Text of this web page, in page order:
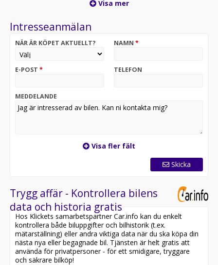
alternativt cupraseat.syd@dinbil.se
Visa mer
Intresseanmälan
NÄR ÄR KÖPET AKTUELLT? NAMN *
E-POST * TELEFON
MEDDELANDE
Visa fler fält
Skicka
Trygg affär - Kontrollera bilens
data och historia gratis
Hos Klickets samarbetspartner Car.info kan du enkelt
kontrollera både biluppgifter och bilhistorik (t.ex.
mätarställning) eller andra viktiga data när du ska köpa din
nästa nya eller begagnade bil. Tjänsten är helt gratis att
använda för privatpersoner - för ett smidigare, tryggare
och säkrare bilköp!